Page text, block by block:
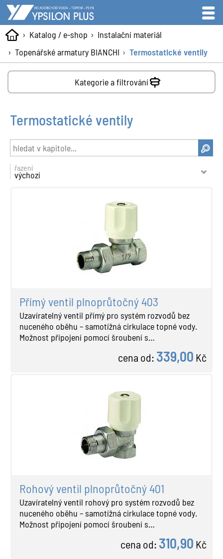
Katalog / e-shop
Instalační materiál
Topenářské armatury BIANCHI
Termostatické ventily
Kategorie a filtrování
Termostatické ventily
řazení
výchozí
Přímý ventil plnoprůtočný 403
Uzavíratelný ventil přímý pro systém rozvodů bez
nuceného oběhu – samotížná cirkulace topné vody.
Možnost připojení pomocí šroubení s…
cena od: 339,00 Kč
Rohový ventil plnoprůtočný 401
Uzavíratelný ventil rohový pro systém rozvodů bez
nuceného oběhu – samotížná cirkulace topné vody.
Možnost připojení pomocí šroubení s…
cena od: 310,90 Kč